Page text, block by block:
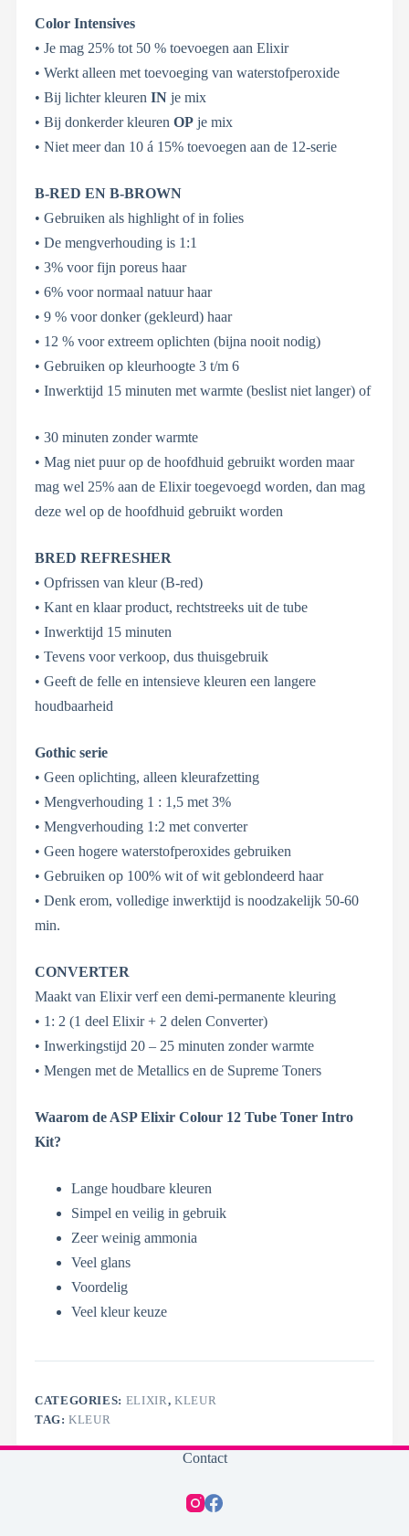
Color Intensives
• Je mag 25% tot 50 % toevoegen aan Elixir
• Werkt alleen met toevoeging van waterstofperoxide
• Bij lichter kleuren INje mix
• Bij donkerder kleuren OPje mix
• Niet meer dan 10 á 15% toevoegen aan de 12-serie
B-RED EN B-BROWN
• Gebruiken als highlight of in folies
• De mengverhouding is 1:1
• 3% voor fijn poreus haar
• 6% voor normaal natuur haar
• 9 % voor donker (gekleurd) haar
• 12 % voor extreem oplichten (bijna nooit nodig)
• Gebruiken op kleurhoogte 3 t/m 6
• Inwerktijd 15 minuten met warmte (beslist niet langer) of
• 30 minuten zonder warmte
• Mag niet puur op de hoofdhuid gebruikt worden maar
mag wel 25% aan de Elixir toegevoegd worden, dan mag
deze wel op de hoofdhuid gebruikt worden
BRED REFRESHER
• Opfrissen van kleur (B-red)
• Kant en klaar product, rechtstreeks uit de tube
• Inwerktijd 15 minuten
• Tevens voor verkoop, dus thuisgebruik
• Geeft de felle en intensieve kleuren een langere
houdbaarheid
Gothic serie
• Geen oplichting, alleen kleurafzetting
• Mengverhouding 1 : 1,5 met 3%
• Mengverhouding 1:2 met converter
• Geen hogere waterstofperoxides gebruiken
• Gebruiken op 100% wit of wit geblondeerd haar
• Denk erom, volledige inwerktijd is noodzakelijk 50-60
min.
CONVERTER
Maakt van Elixir verf een demi-permanente kleuring
• 1: 2 (1 deel Elixir + 2 delen Converter)
• Inwerkingstijd 20 – 25 minuten zonder warmte
• Mengen met de Metallics en de Supreme Toners
Waarom de ASP Elixir Colour 12 Tube Toner Intro
Kit?
Lange houdbare kleuren
Simpel en veilig in gebruik
Zeer weinig ammonia
Veel glans
Voordelig
Veel kleur keuze
CATEGORIES: ELIXIR, KLEUR
TAG:KLEUR
Contact